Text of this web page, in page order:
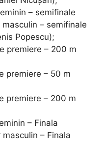
– semifinale
– semifinale
Popescu);
premiere – 200 m
premiere – 50 m
premiere – 200 m
– Finala
– Finala